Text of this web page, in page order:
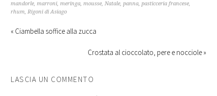
mandorle,marroni,meringa,mousse,Natale,panna,pasticceria francese,
rhum,Rigoni di Asiago
« Ciambella soffice alla zucca
Crostata al cioccolato, pere e nocciole »
LASCIA UN COMMENTO